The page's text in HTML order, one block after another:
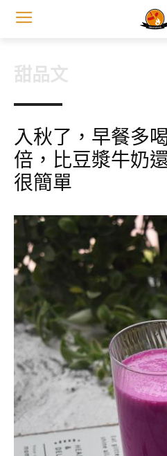
甜品文
入秋了，早餐多
倍，比豆漿牛奶
很簡單